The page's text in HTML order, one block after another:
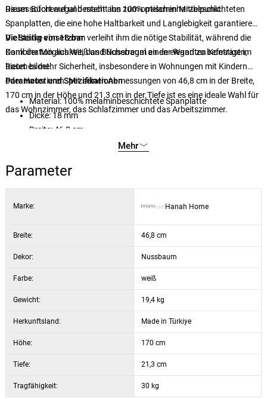
Raum sofort auf und macht ihn zum optischen Mittelpunkt.
Dieses Bücherregal besteht aus 100% melaminharzbeschichteten
Spanplatten, die eine hohe Haltbarkeit und Langlebigkeit garantieren.
Die Stärke von 18 mm verleiht ihm die nötige Stabilität, während die
Kombination aus Weiß und Nussbaum einen eleganten Kontrast im
Raum bildet.
Vielseitig einsetzbar
Dank der Möglichkeit, das Bücherregal an der Wand zu befestigen,
bietet es mehr Sicherheit, insbesondere in Wohnungen mit Kindern
oder Haustieren. Mit seinen Abmessungen von 46,8 cm in der Breite,
170 cm in der Höhe und 21,3 cm in der Tiefe ist es eine ideale Wahl für
das Wohnzimmer, das Schlafzimmer und das Arbeitszimmer.
Parameter und Spezifikationen
Material: 100% melaminbeschichtete Spanplatte
Dicke: 18 mm
Breite: 46,8 cm
Regalhöhe: 28,5 cm
Farbe: Weiß und Walnuss
Mehr
Parameter
Marke: Hanah Home
Breite: 46,8 cm
Dekor: Nussbaum
Farbe: weiß
Gewicht: 19,4 kg
Herkunftsland: Made in Türkiye
Höhe: 170 cm
Tiefe: 21,3 cm
Tragfähigkeit: 30 kg